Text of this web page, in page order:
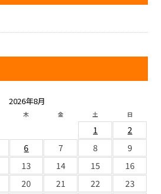
2026年8月
木 金 土 日
1
2
6 7 8
9
13 14 15
16
20 21 22
23